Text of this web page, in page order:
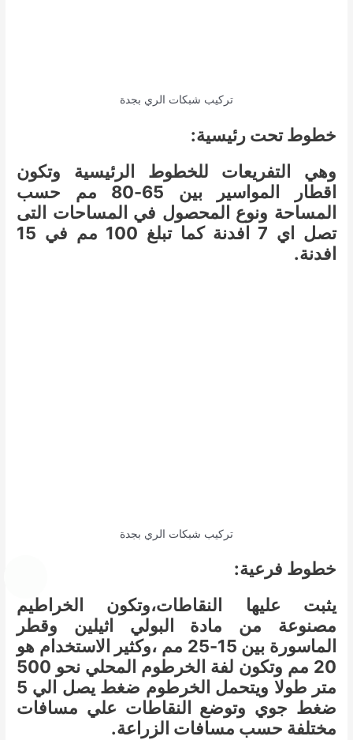
تركيب شبكات الري بجدة
خطوط تحت رئيسية:
وهي التفريعات للخطوط الرئيسية وتكون
اقطار المواسير بين 65-80 مم حسب
المساحة ونوع المحصول في المساحات التى
تصل اي 7 افدنة كما تبلغ 100 مم في 15
افدنة.
تركيب شبكات الري بجدة
خطوط فرعية:
يثبت عليها النقاطات،وتكون الخراطيم
مصنوعة من مادة البولي اثيلين وقطر
الماسورة بين 15-25 مم ،وكثير الاستخدام هو
20 مم وتكون لفة الخرطوم المحلي نحو 500
متر طولا ويتحمل الخرطوم ضغط يصل الي 5
ضغط جوي وتوضع النقاطات علي مسافات
مختلفة حسب مسافات الزراعة.